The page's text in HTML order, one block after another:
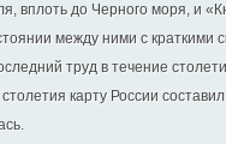
вплоть до Черного моря, и
между ними с краткими
труд в течение
карту России